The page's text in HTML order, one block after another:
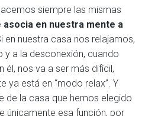
siempre las mismas
asocia en nuestra mente a
en nuestra casa nos relajamos,
y a la desconexión, cuando
él, nos va a ser más difícil,
ya está en “modo relax”. Y
de la casa que hemos elegido
únicamente esa función, por